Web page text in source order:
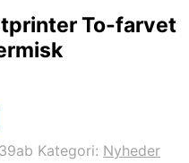
To-farvet
Kategori: Nyheder